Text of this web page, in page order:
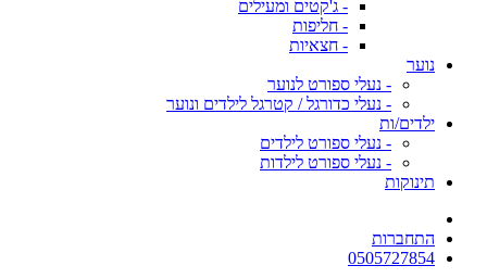
- ג'קטים ומעילים
- חליפות
- חצאיות
נוער
- נעלי ספורט לנוער
- נעלי כדורגל / קטרגל לילדים ונוער
ילדים/ות
- נעלי ספורט לילדים
- נעלי ספורט לילדות
תינוקות
התחברות
0505727854